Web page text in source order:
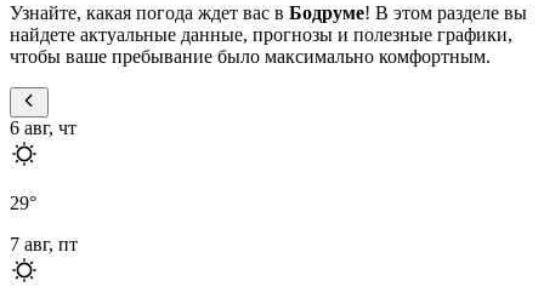
Узнайте, какая погода ждет вас в Бодруме! В этом разделе вы
найдете актуальные данные, прогнозы и полезные графики,
чтобы ваше пребывание было максимально комфортным.
6 авг, чт
29°
7 авг, пт